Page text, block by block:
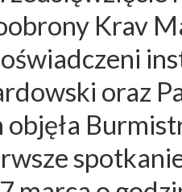
Krav
oraz
objęła